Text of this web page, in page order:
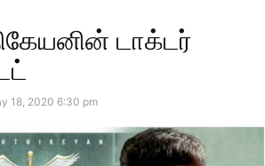
டாக்டர்
18, 2020 6:30 pm